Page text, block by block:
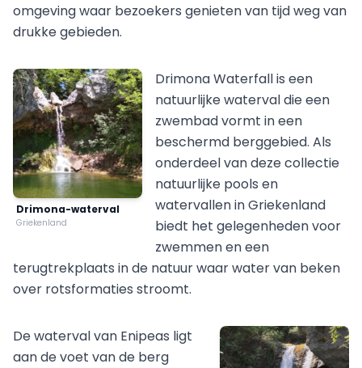
omgeving waar bezoekers genieten van tijd weg van
drukke gebieden.
Drimona-waterval
Griekenland
Drimona Waterfall is een
natuurlijke waterval die een
zwembad vormt in een
beschermd berggebied. Als
onderdeel van deze collectie
natuurlijke pools en
watervallen in Griekenland
biedt het gelegenheden voor
zwemmen en een
terugtrekplaats in de natuur waar water van beken
over rotsformaties stroomt.
De waterval van Enipeas ligt
aan de voet van de berg